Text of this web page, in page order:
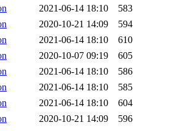
2021-06-14 18:10
583
2020-10-21 14:09
594
2021-06-14 18:10
610
2020-10-07 09:19
605
2021-06-14 18:10
586
2021-06-14 18:10
585
2021-06-14 18:10
604
2020-10-21 14:09
596